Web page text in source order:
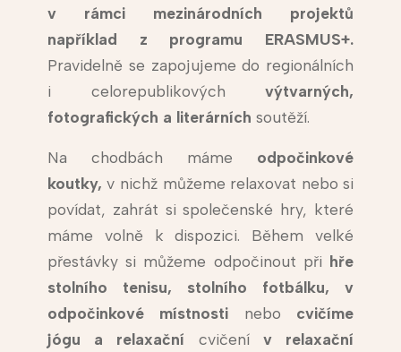
v rámci mezinárodních projektů
například z programu ERASMUS+.
Pravidelně se zapojujeme do regionálních
i celorepublikovýchvýtvarných,
fotografických a literárních soutěží.
Na chodbách máme odpočinkové
koutky, v nichž můžeme relaxovat nebo si
povídat, zahrát si společenské hry, které
máme volně k dispozici. Během velké
přestávky si můžeme odpočinout při hře
stolního tenisu, stolního fotbálku, v
odpočinkové místnosti nebo cvičíme
jógu a relaxační cvičenív relaxační